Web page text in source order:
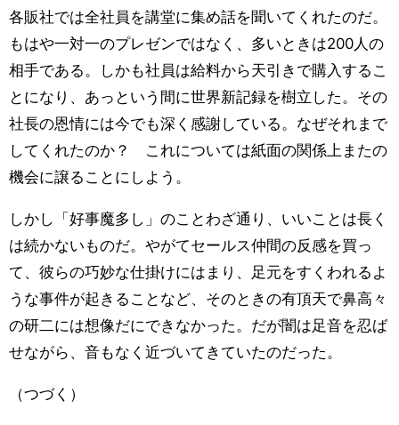
各販社では全社員を講堂に集め話を聞いてくれたのだ。
もはや一対一のプレゼンではなく、多いときは200人の
相手である。しかも社員は給料から天引きで購入するこ
とになり、あっという間に世界新記録を樹立した。その
社長の恩情には今でも深く感謝している。なぜそれまで
してくれたのか？ これについては紙面の関係上またの
機会に譲ることにしよう。
しかし「好事魔多し」のことわざ通り、いいことは長く
は続かないものだ。やがてセールス仲間の反感を買っ
て、彼らの巧妙な仕掛けにはまり、足元をすくわれるよ
うな事件が起きることなど、そのときの有頂天で鼻高々
の研二には想像だにできなかった。だが闇は足音を忍ば
せながら、音もなく近づいてきていたのだった。
（つづく）